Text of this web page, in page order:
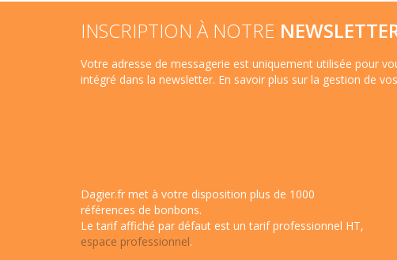
INSCRIPTION À NOTRE
Votre adresse de messagerie est uniquement utilisée pour
intégré dans la newsletter. En savoir plus sur la gestion de
Dagier.fr met à votre disposition plus de 1000
références de bonbons.
Le tarif affiché par défaut est un tarif professionnel HT,
espace professionnel.